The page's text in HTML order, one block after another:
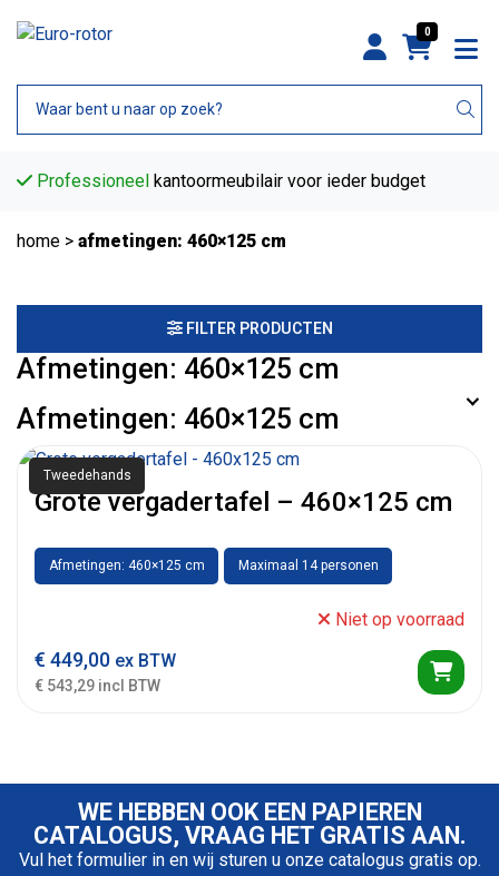
0
Professioneel kantoormeubilair voor ieder budget
home > afmetingen: 460×125 cm
FILTER PRODUCTEN
Afmetingen: 460×125 cm
Afmetingen: 460×125 cm
Tweedehands
Grote vergadertafel – 460×125 cm
Afmetingen: 460×125 cm Maximaal 14 personen
Niet op voorraad
€ 449,00 ex BTW
€ 543,29 incl BTW
WE HEBBEN OOK EEN PAPIEREN
CATALOGUS, VRAAG HET GRATIS AAN.
Vul het formulier in en wij sturen u onze catalogus gratis op.